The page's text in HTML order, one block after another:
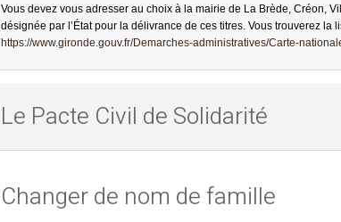
Vous devez vous adresser au choix à la mairie de La Brède, Créon,
désignée par l’État pour la délivrance de ces titres. Vous trouverez la
https://www.gironde.gouv.fr/Demarches-administratives/Carte-
Le Pacte Civil de Solidarité
Changer de nom de famille